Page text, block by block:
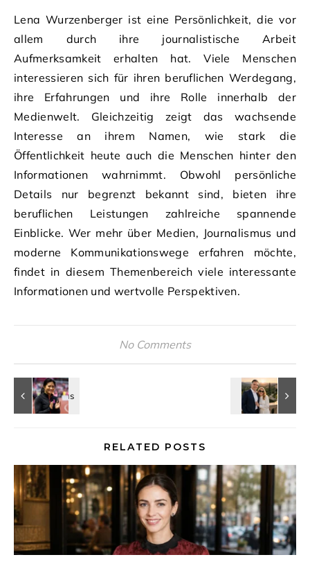
Lena Wurzenberger ist eine Persönlichkeit, die vor
allem durch ihre journalistische Arbeit
Aufmerksamkeit erhalten hat. Viele Menschen
interessieren sich für ihren beruflichen Werdegang,
ihre Erfahrungen und ihre Rolle innerhalb der
Medienwelt. Gleichzeitig zeigt das wachsende
Interesse an ihrem Namen, wie stark die
Öffentlichkeit heute auch die Menschen hinter den
Informationen wahrnimmt. Obwohl persönliche
Details nur begrenzt bekannt sind, bieten ihre
beruflichen Leistungen zahlreiche spannende
Einblicke. Wer mehr über Medien, Journalismus und
moderne Kommunikationswege erfahren möchte,
findet in diesem Themenbereich viele interessante
Informationen und wertvolle Perspektiven.
No Comments
RELATED POSTS